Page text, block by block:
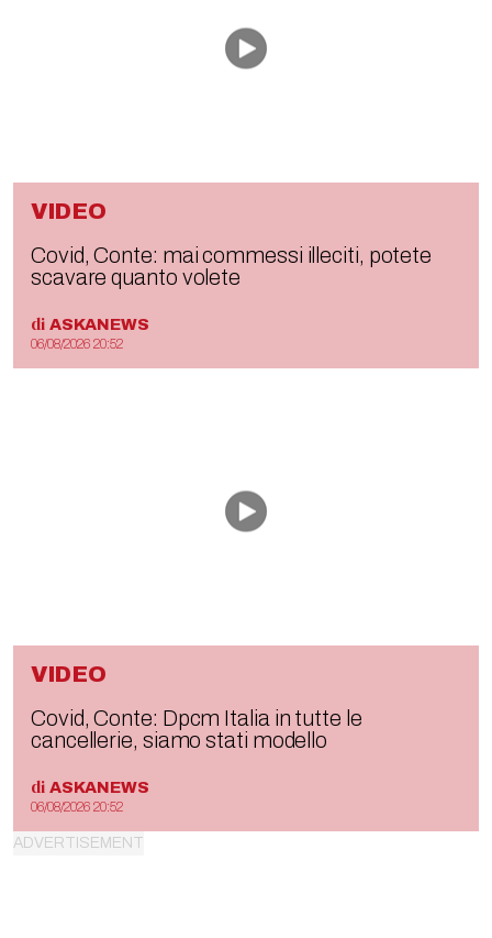
VIDEO
Covid, Conte: mai commessi illeciti, potete
scavare quanto volete
di ASKANEWS
06/08/2026 20:52
VIDEO
Covid, Conte: Dpcm Italia in tutte le
cancellerie, siamo stati modello
di ASKANEWS
06/08/2026 20:52